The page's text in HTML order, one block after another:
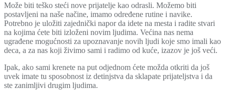
Može biti teško steći nove prijatelje kao odrasli. Možemo biti
postavljeni na naše načine, imamo određene rutine i navike.
Potrebno je uložiti zajednički napor da idete na mesta i radite stvari
na kojima ćete biti izloženi novim ljudima. Većina nas nema
ugrađene mogućnosti za upoznavanje novih ljudi koje smo imali kao
deca, a za nas koji živimo sami i radimo od kuće, izazov je još veći.
Ipak, ako sami krenete na put odjednom ćete možda otkriti da još
uvek imate tu sposobnost iz detinjstva da sklapate prijateljstva i da
ste zanimljivi drugim ljudima.